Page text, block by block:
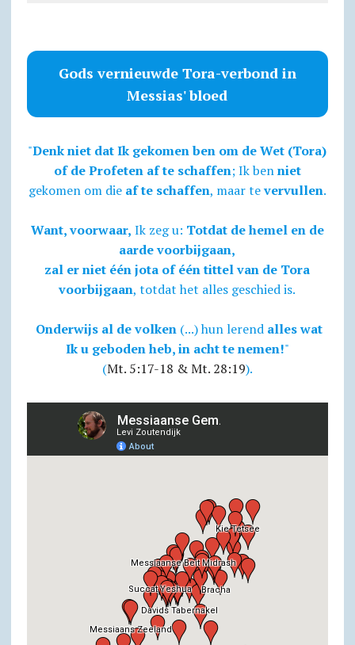
Gods vernieuwde Tora-verbond in
Messias' bloed
"Denk niet dat Ik gekomen ben om de Wet (Tora)
of de Profeten af te schaffen; Ik benniet
gekomen om die af te schaffen, maar tevervullen.
Want, voorwaar, Ik zeg u: Totdat de hemel en de
aarde voorbijgaan,
zal er niet één jota of één tittel van de Tora
voorbijgaan, totdat het alles geschied is.
Onderwijs al de volken(...) hun lerend alles wat
Ik u geboden heb, in acht te nemen!"
(Mt. 5:17-18 & Mt. 28:19).